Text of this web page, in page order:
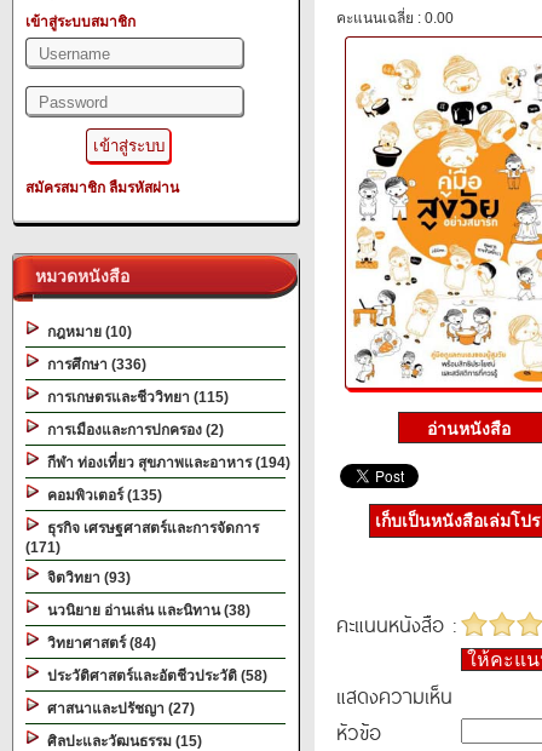
เข้าสู่ระบบสมาชิก
สมัครสมาชิก ลืมรหัสผ่าน
หมวดหนังสือ
กฎหมาย (10)
การศึกษา (336)
การเกษตรและชีววิทยา (115)
การเมืองและการปกครอง (2)
กีฬา ท่องเที่ยว สุขภาพและอาหาร (194)
คอมพิวเตอร์ (135)
ธุรกิจ เศรษฐศาสตร์และการจัดการ
(171)
จิตวิทยา (93)
นวนิยาย อ่านเล่น และนิทาน (38)
วิทยาศาสตร์ (84)
ประวัติศาสตร์และอัตชีวประวัติ (58)
ศาสนาและปรัชญา (27)
ศิลปะและวัฒนธรรม (15)
คะแนนเฉลี่ย : 0.00
เก็บเป็นหนังสือเล่มโป
คะแนนหนังสือ :
ให้คะแ
แสดงความเห็น
หัวข้อ